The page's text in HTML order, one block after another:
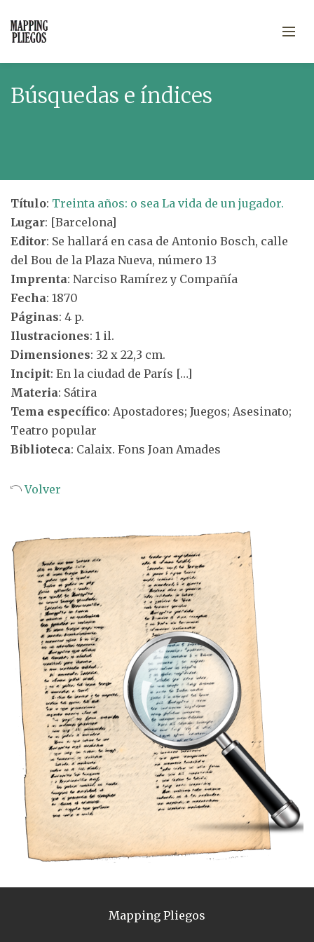
Búsquedas e índices
Título: Treinta años: o sea La vida de un jugador.
Lugar: [Barcelona]
Editor: Se hallará en casa de Antonio Bosch, calle
del Bou de la Plaza Nueva, número 13
Imprenta: Narciso Ramírez y Compañía
Fecha: 1870
Páginas: 4 p.
Ilustraciones: 1 il.
Dimensiones: 32 x 22,3 cm.
Incipit: En la ciudad de París […]
Materia: Sátira
Tema específico: Apostadores; Juegos; Asesinato;
Teatro popular
Biblioteca: Calaix. Fons Joan Amades
Volver
Mapping Pliegos